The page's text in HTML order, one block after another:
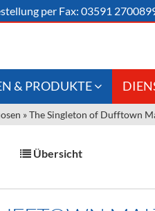
per Fax: 03591
Gastronomie
Großhandel
& PRODUKTE
»The Singleton of Dufftown
Übersicht